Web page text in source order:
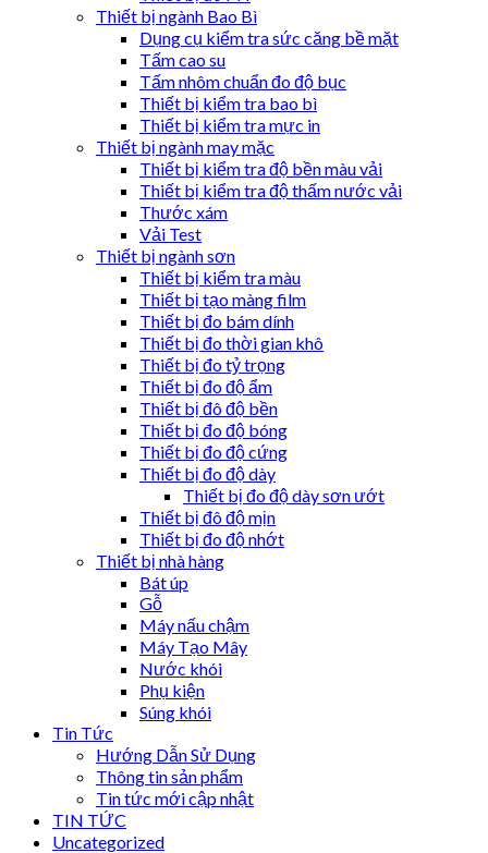
Thiết bị ngành Bao Bì
Dụng cụ kiểm tra sức căng bề mặt
Tấm cao su
Tấm nhôm chuẩn đo độ bục
Thiết bị kiểm tra bao bì
Thiết bị kiểm tra mực in
Thiết bị ngành may mặc
Thiết bị kiểm tra độ bền màu vải
Thiết bị kiểm tra độ thấm nước vải
Thước xám
Vải Test
Thiết bị ngành sơn
Thiết bị kiểm tra màu
Thiết bị tạo màng film
Thiết bị đo bám dính
Thiết bị đo thời gian khô
Thiết bị đo tỷ trọng
Thiết bị đo độ ẩm
Thiết bị đô độ bền
Thiết bị đo độ bóng
Thiết bị đo độ cứng
Thiết bị đo độ dày
Thiết bị đo độ dày sơn ướt
Thiết bị đô độ mịn
Thiết bị đo độ nhớt
Thiết bị nhà hàng
Bát úp
Gỗ
Máy nấu chậm
Máy Tạo Mây
Nước khói
Phụ kiện
Súng khói
Tin Tức
Hướng Dẫn Sử Dụng
Thông tin sản phẩm
Tin tức mới cập nhật
TIN TỨC
Uncategorized